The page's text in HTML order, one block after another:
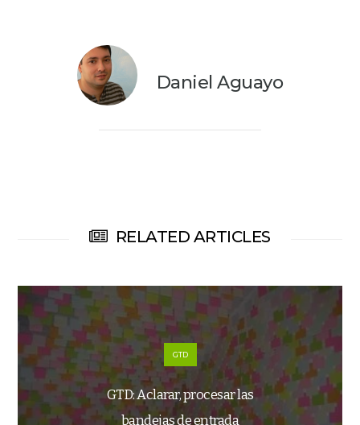
Daniel Aguayo
RELATED ARTICLES
GTD
GTD: Aclarar, procesar las
bandejas de entrada